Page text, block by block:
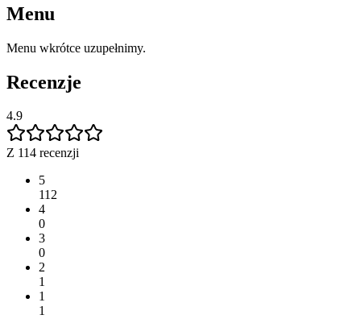
Menu
Menu wkrótce uzupełnimy.
Recenzje
4.9
Z 114 recenzji
5
112
4
0
3
0
2
1
1
1